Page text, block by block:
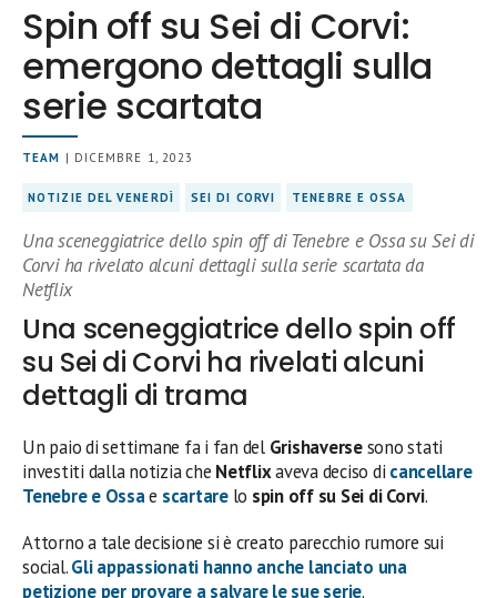
Spin off su Sei di Corvi:
emergono dettagli sulla
serie scartata
TEAM | DICEMBRE 1, 2023
NOTIZIE DEL VENERDÌ SEI DI CORVI TENEBRE E OSSA
Una sceneggiatrice dello spin off di Tenebre e Ossa su Sei di
Corvi ha rivelato alcuni dettagli sulla serie scartata da
Netflix
Una sceneggiatrice dello spin off
su Sei di Corvi ha rivelati alcuni
dettagli di trama
Un paio di settimane fa i fan del Grishaversesono stati
investiti dalla notizia che Netflixaveva deciso di cancellare
Tenebre e Ossae scartarelo spin off su Sei di Corvi.
Attorno a tale decisione si è creato parecchio rumore sui
social.Gli appassionati hanno anche lanciato una
petizione per provare a salvare le sue serie.